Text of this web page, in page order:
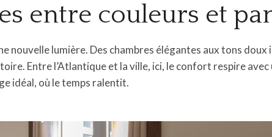
entre couleurs et
nouvelle lumière. Des chambres élégantes aux tons
Entre l’Atlantique et la ville, ici, le confort respire
idéal, où le temps ralentit.